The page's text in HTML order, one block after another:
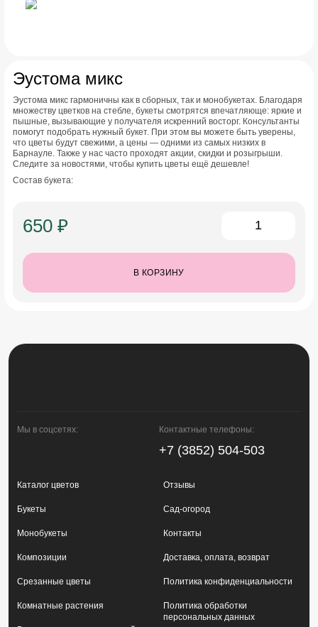
Эустома микс
Эустома микс гармоничны как в сборных, так и монобукетах. Благодаря
множеству цветков на стебле, букеты смотрятся впечатляюще: яркие и
пышные, вызывающие у получателя искренний восторг. Консультанты
помогут подобрать нужный букет. При этом вы можете быть уверены,
что цветы будут свежими, а цены — одними из самых низких в
Барнауле. Также у нас часто проходят акции, скидки и розыгрыши.
Следите за новостями, чтобы купить цветы ещё дешевле!
Состав букета:
650 ₽
В КОРЗИНУ
Каталог цветов
Букеты
Монобукеты
Композиции
Срезанные цветы
Комнатные растения
Отзывы
Сад-огород
Контакты
Доставка, оплата, возврат
Политика конфиденциальности
Политика обработки
персональных данных
Мы в соцсетях: Контактные телефоны:
+7 (3852) 504-503